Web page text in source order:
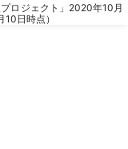
ロジェクト」2020年10月
日時点）